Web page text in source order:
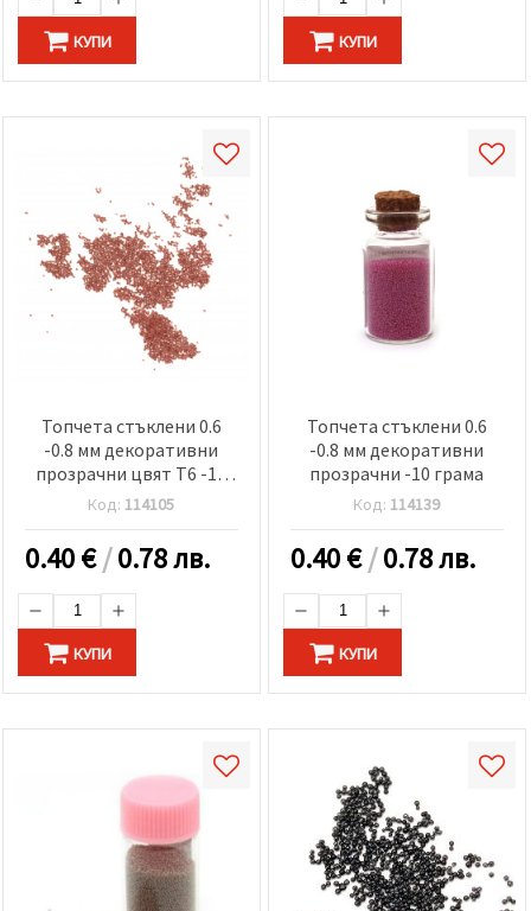
КУПИ КУПИ
Топчета стъклени 0.6
-0.8 мм декоративни
прозрачни цвят T6 -10
грама
Код: 114105
0.40€/0.78 лв.
КУПИ
Топчета стъклени 0.6
-0.8 мм декоративни
прозрачни -10 грама
Код: 114139
0.40€/0.78 лв.
КУПИ